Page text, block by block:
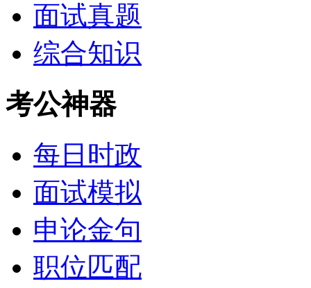
面试真题
综合知识
考公神器
每日时政
面试模拟
申论金句
职位匹配